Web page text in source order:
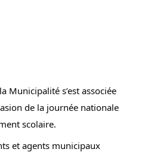
Municipalité s’est associée
de la journée nationale
scolaire.
et agents municipaux